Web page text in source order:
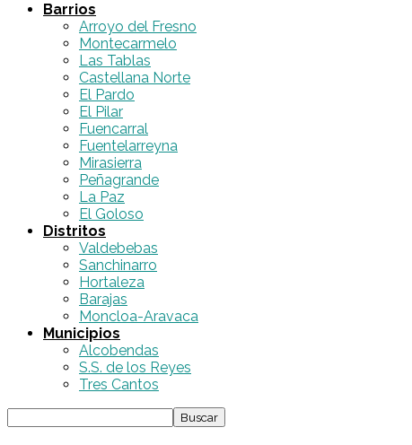
Barrios
Arroyo del Fresno
Montecarmelo
Las Tablas
Castellana Norte
El Pardo
El Pilar
Fuencarral
Fuentelarreyna
Mirasierra
Peñagrande
La Paz
El Goloso
Distritos
Valdebebas
Sanchinarro
Hortaleza
Barajas
Moncloa-Aravaca
Municipios
Alcobendas
S.S. de los Reyes
Tres Cantos